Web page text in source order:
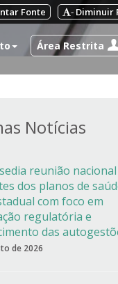
- Diminuir
Fonte
Área Restrita
Notícias
reunião
dos planos de
com foco em
regulatória e
das
de 2026